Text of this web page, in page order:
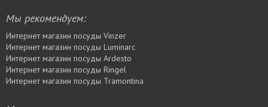
Мы рекомендуем:
Интернет магазин посуды Vinzer
Интернет магазин посуды Luminarc
Интернет магазин посуды Ardesto
Интернет магазин посуды Rіngel
Интернет магазин посуды Tramontina